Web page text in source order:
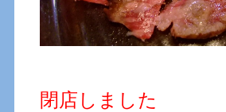
閉店しました